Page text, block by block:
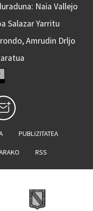
Naia Vallejo
Salazar Yarritu
Amrudin Drljo
PUBLIZITATEA
RSS